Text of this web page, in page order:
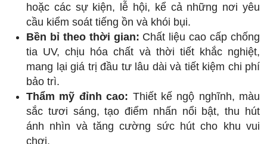
hoặc các sự kiện, lễ hội, kể cả những nơi yêu
cầu kiểm soát tiếng ồn và khói bụi.
Bền bỉ theo thời gian: Chất liệu cao cấp chống
tia UV, chịu hóa chất và thời tiết khắc nghiệt,
mang lại giá trị đầu tư lâu dài và tiết kiệm chi phí
bảo trì.
Thẩm mỹ đỉnh cao: Thiết kế ngộ nghĩnh, màu
sắc tươi sáng, tạo điểm nhấn nổi bật, thu hút
ánh nhìn và tăng cường sức hút cho khu vui
chơi.